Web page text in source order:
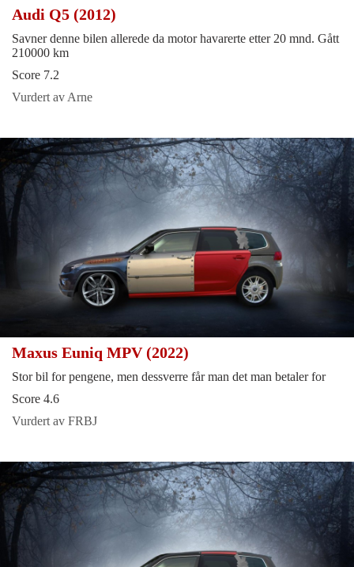
Audi Q5 (2012)
Savner denne bilen allerede da motor havarerte etter 20 mnd. Gått
210000 km
Score 7.2
Vurdert av Arne
Maxus Euniq MPV (2022)
Stor bil for pengene, men dessverre får man det man betaler for
Score 4.6
Vurdert av FRBJ